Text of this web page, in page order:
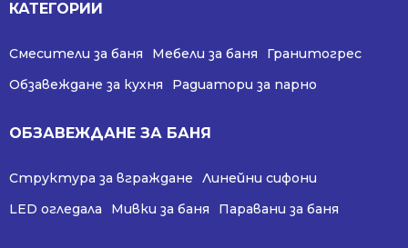
КАТЕГОРИИ
Смесители за баня Мебели за баня
Гранитогрес
Обзавеждане за кухня
Радиатори за парно
ОБЗАВЕЖДАНЕ ЗА БАНЯ
Структура за вграждане
Линейни сифони
LED огледала
Мивки за баня Паравани за баня